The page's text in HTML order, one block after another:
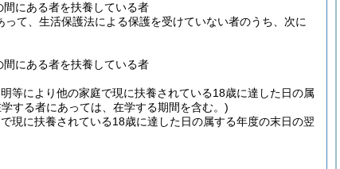
にある者を扶養している者
て、生活保護法による保護を受けていない者のうち、次に
にある者を扶養している者
等により他の家庭で現に扶養されている18歳に達した日の属
する者にあっては、在学する期間を含む。)
現に扶養されている18歳に達した日の属する年度の末日の翌